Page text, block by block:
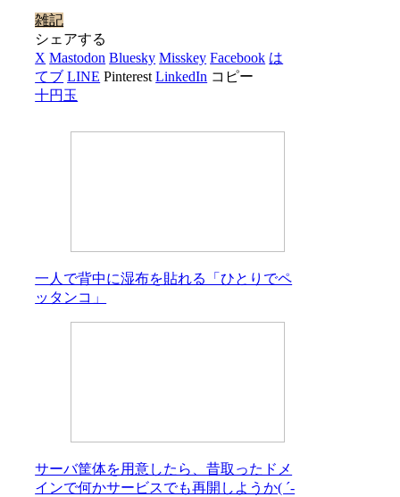
雑記
シェアする
X Mastodon Bluesky Misskey Facebook は
てブ LINE Pinterest LinkedIn コピー
十円玉
一人で背中に湿布を貼れる「ひとりでペ
ッタンコ」
サーバ筐体を用意したら、昔取ったドメ
インで何かサービスでも再開しようか( ´-